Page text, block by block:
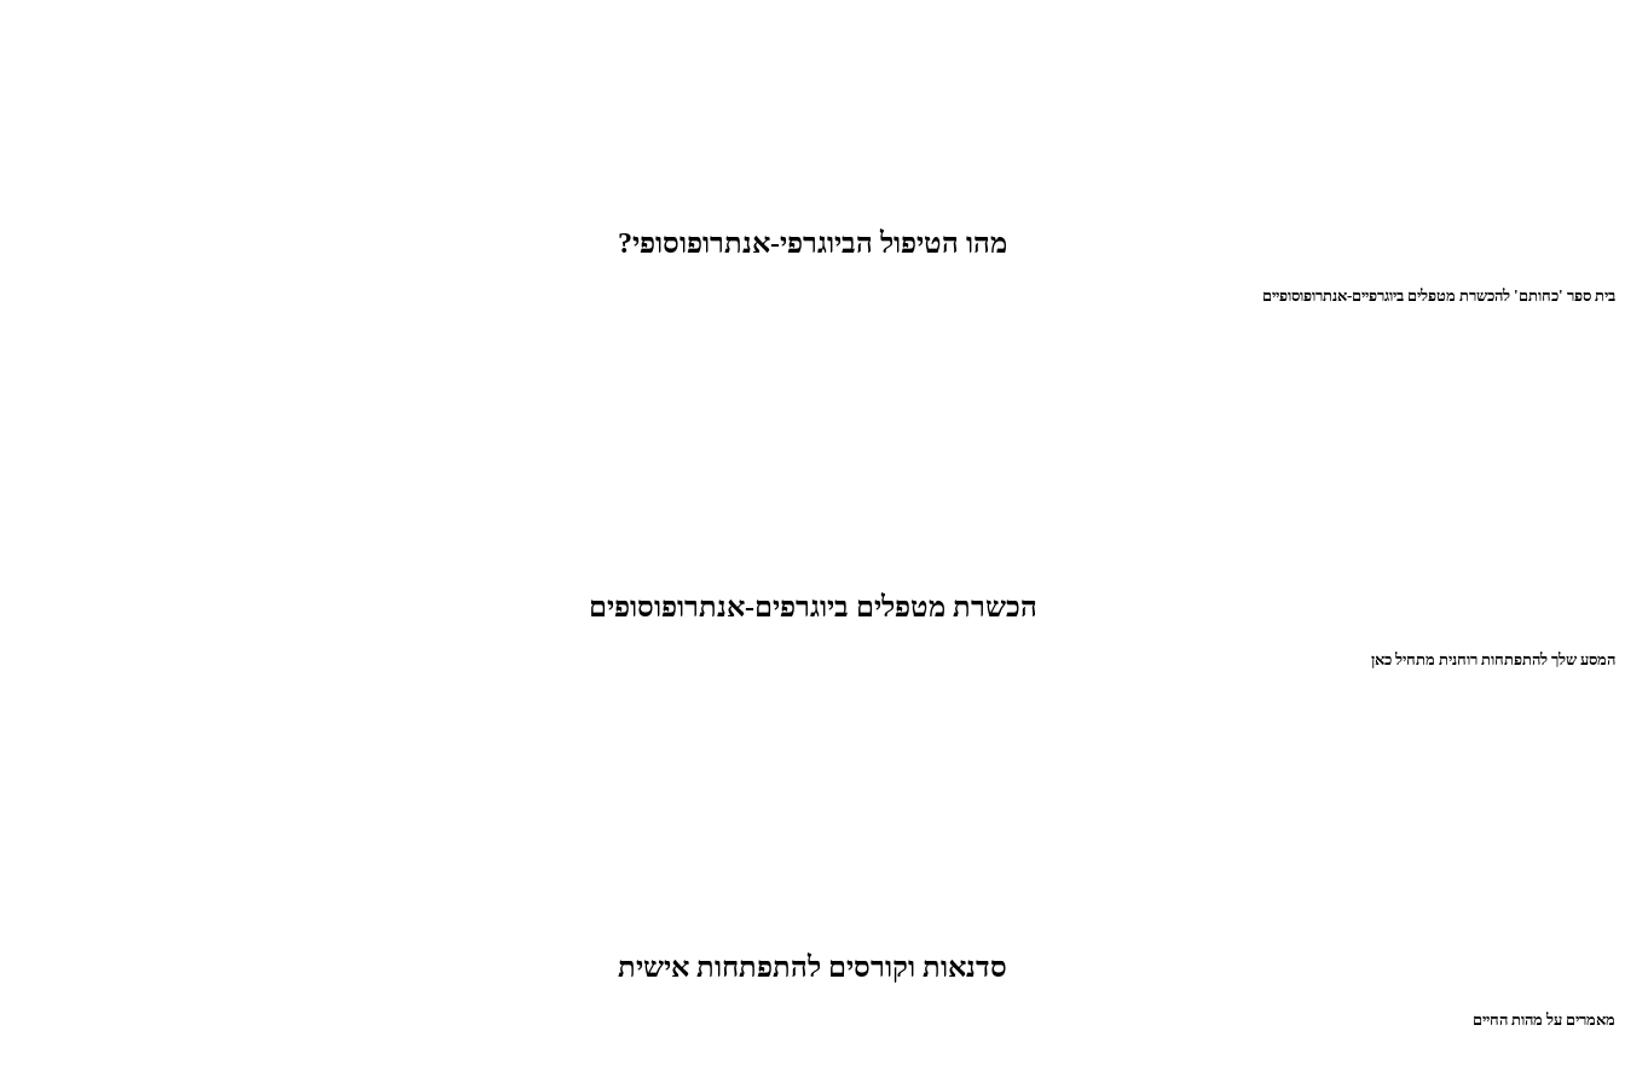
מהו הטיפול הביוגרפי-אנתרופוסופי?
בית ספר 'כחותם' להכשרת מטפלים ביוגרפיים-אנתרופוסופיים
הכשרת מטפלים ביוגרפים-אנתרופוסופים
המסע שלך להתפתחות רוחנית מתחיל כאן
סדנאות וקורסים להתפתחות אישית
מאמרים על מהות החיים